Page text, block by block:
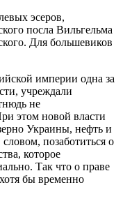
эсеров,
посла Вильгельма
Для большевиков
империи одна за
учреждали
не
этом новой власти
Украины, нефть и
позаботиться о
которое
Так что о праве
бы временно